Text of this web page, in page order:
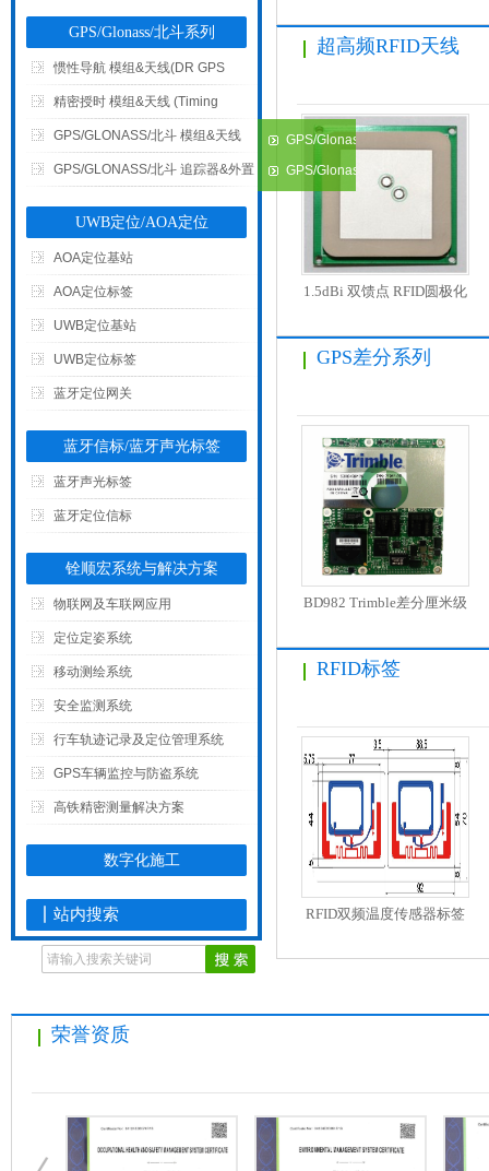
GPS/Glonass/北斗系列
惯性导航 模组&天线(DR GPS
Module & Antenna)
精密授时 模组&天线 (Timing
Module & Antenna)
GPS/GLONASS/北斗 模组&天线
(GPS/GLONASS/北斗
Module&Antenna)
GPS/Glonass/
北斗模组
GPS/Glonass/
GPS/GLONASS/北斗 追踪器&外置
接收机(Tracker & G-Mouse)
UWB定位/AOA定位
AOA定位基站
AOA定位标签
UWB定位基站
UWB定位标签
蓝牙定位网关
蓝牙信标/蓝牙声光标签
蓝牙声光标签
蓝牙定位信标
铨顺宏系统与解决方案
物联网及车联网应用
定位定姿系统
移动测绘系统
安全监测系统
行车轨迹记录及定位管理系统
GPS车辆监控与防盗系统
高铁精密测量解决方案
数字化施工
站内搜索
IN1 ZEUS
无人机 AGV专用超高频
Sargas（ThingMagic）
超高频RFID天线
1.5dBi 双馈点 RFID圆极化
35*35*4mmT35404W
5dBi超高频RFID外置天线
GPS差分系列
BD982 Trimble差分厘米级
RFID标签
RFID双频温度传感器标签
荣誉资质